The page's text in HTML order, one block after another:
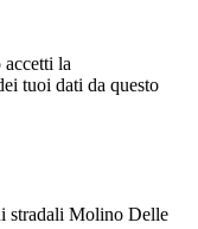
la
tuoi dati da questo